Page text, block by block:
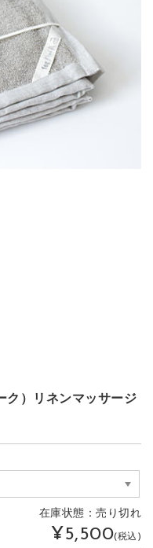
ク）リネンマッサージ
在庫状態：売り切れ
¥5,500(税込)